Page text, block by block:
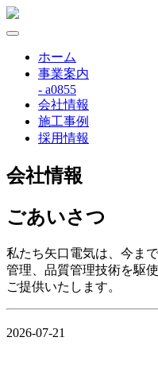
ホーム
事業案内
- a0855
会社情報
施工事例
採用情報
会社情報
ごあいさつ
私たち矢口電気は、今ま
管理、品質管理技術を駆
ご提供いたします。
2026-07-21